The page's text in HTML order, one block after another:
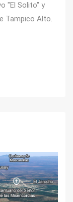
"El Solito" y
Tampico Alto.